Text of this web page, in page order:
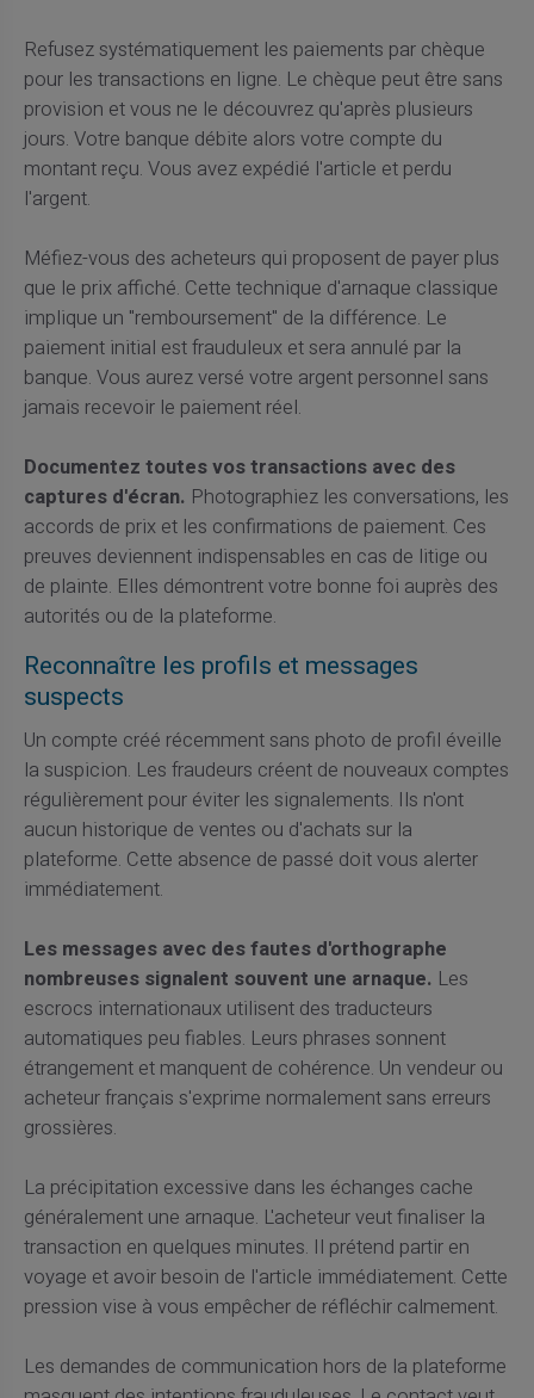
Refusez systématiquement les paiements par chèque
pour les transactions en ligne. Le chèque peut être sans
provision et vous ne le découvrez qu'après plusieurs
jours. Votre banque débite alors votre compte du
montant reçu. Vous avez expédié l'article et perdu
l'argent.
Méfiez-vous des acheteurs qui proposent de payer plus
que le prix affiché. Cette technique d'arnaque classique
implique un "remboursement" de la différence. Le
paiement initial est frauduleux et sera annulé par la
banque. Vous aurez versé votre argent personnel sans
jamais recevoir le paiement réel.
Documentez toutes vos transactions avec des
captures d'écran. Photographiez les conversations, les
accords de prix et les confirmations de paiement. Ces
preuves deviennent indispensables en cas de litige ou
de plainte. Elles démontrent votre bonne foi auprès des
autorités ou de la plateforme.
Reconnaître les profils et messages
suspects
Un compte créé récemment sans photo de profil éveille
la suspicion. Les fraudeurs créent de nouveaux comptes
régulièrement pour éviter les signalements. Ils n'ont
aucun historique de ventes ou d'achats sur la
plateforme. Cette absence de passé doit vous alerter
immédiatement.
Les messages avec des fautes d'orthographe
nombreuses signalent souvent une arnaque. Les
escrocs internationaux utilisent des traducteurs
automatiques peu fiables. Leurs phrases sonnent
étrangement et manquent de cohérence. Un vendeur ou
acheteur français s'exprime normalement sans erreurs
grossières.
La précipitation excessive dans les échanges cache
généralement une arnaque. L'acheteur veut finaliser la
transaction en quelques minutes. Il prétend partir en
voyage et avoir besoin de l'article immédiatement. Cette
pression vise à vous empêcher de réfléchir calmement.
Les demandes de communication hors de la plateforme